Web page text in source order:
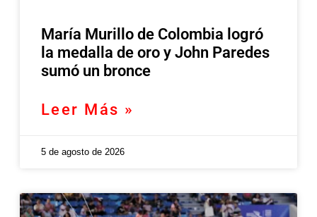
María Murillo de Colombia logró
la medalla de oro y John Paredes
sumó un bronce
Leer Más »
5 de agosto de 2026